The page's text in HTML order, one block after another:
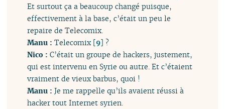
Et surtout ça a beaucoup changé puisque,
effectivement à la base, c’était un peu le
repaire de Telecomix.
Manu :Telecomix[9] ?
Nico :C’était un groupe de hackers, justement,
qui est intervenu en Syrie ou autre. Et c’étaient
vraiment de vieux barbus, quoi !
Manu :Je me rappelle qu’ils avaient réussi à
hacker tout Internet syrien.